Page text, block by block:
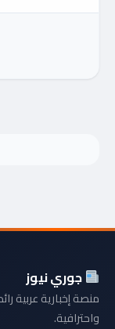
جوري نيوز
منصة إخبارية عربية
واحترافية.